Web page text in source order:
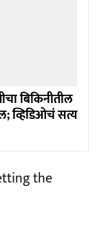
बिकिनीतील
व्हिडिओचं सत्य
the